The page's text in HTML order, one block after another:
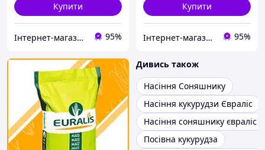
Купити
Інтернет-магазин "ТДА" агрохімія, насіння, добрива 95%
Купити
Інтернет-магазин "ТДА" агрохімія, насіння, добрива 95%
Дивись також
Насіння Соняшнику
Насіння кукурудзи Євраліс
Насіння соняшнику євраліс
Посівна кукурудза